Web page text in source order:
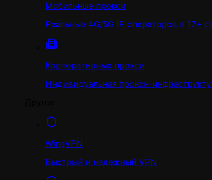
Мобильные прокси
Реальные 4G/5G IP операторов в 17+
Корпоративные прокси
Индивидуальная прокси-
WingVPN
Быстрый и надежный VPN